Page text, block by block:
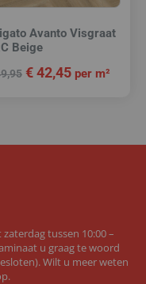
Avanto Visgraat
Beige
€42,45 per m²
tussen 10:00 –
u graag te woord
Wilt u meer weten